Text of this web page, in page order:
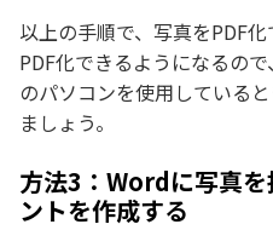
以上の手順で、写真をPDF
PDF化できるようになるの
のパソコンを使用している
ましょう。
方法3：Wordに写真
ントを作成する